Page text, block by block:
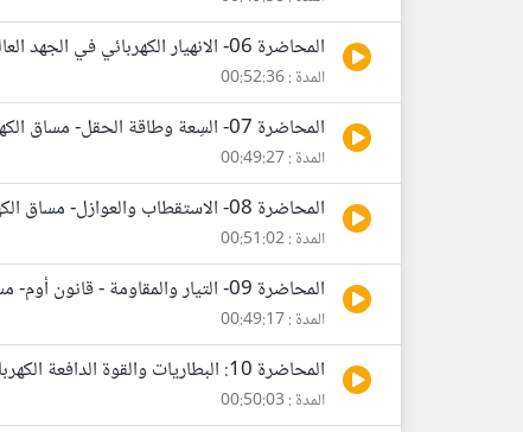
المحاضرة 06- الانهيار الكهربائي في الجهد العالي؛ البرق- مساق الكهرباء والمغناطيس-MIT
المدة : 00:52:36
المحاضرة 07- السِعة وطاقة الحقل- مساق الكهرباء والمغناطيس-MIT
المدة : 00:49:27
المحاضرة 08- الاستقطاب والعوازل- مساق الكهرباء والمغناطيس-MIT
المدة : 00:51:02
المحاضرة 09- التيار والمقاومة - قانون أوم- مساق الكهرباء والمغناطيس-MIT
المدة : 00:49:17
المحاضرة 10: البطاريات والقوة الدافعة الكهربائية emf - مساق الكهرباء والمغناطيس-MIT
المدة : 00:50:03